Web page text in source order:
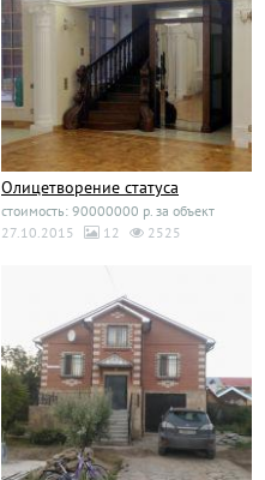
Олицетворение статуса
стоимость: 90000000 р. за объект
27.10.2015
12 2525